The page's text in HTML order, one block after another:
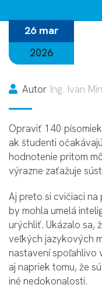
26 mar
2026
Autor Ing. Ivan
Opraviť 140
ak študenti
hodnotenie pritom
výrazne zaťažuje
Aj preto si cvičiaci
by mohla umelá
urýchliť. Ukázalo sa,
veľkých jazykových
nastavení spoľahlivo
aj napriek tomu, že
iné nedokonalosti.